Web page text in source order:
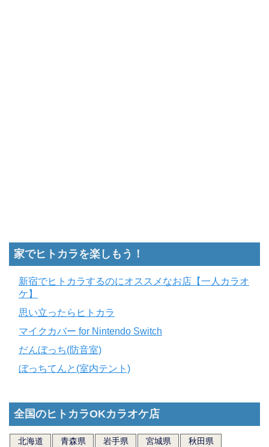
家でヒトカラを楽しもう！
新宿でヒトカラするのにオススメなお店【一人カラオ
ケ】
思い立ったらヒトカラ
マイクカバー for Nintendo Switch
だんぼっち(防音室)
ぼっちてんと(室内テント)
全国のヒトカラOKカラオケ店
北海道 青森県 岩手県 宮城県
秋田県